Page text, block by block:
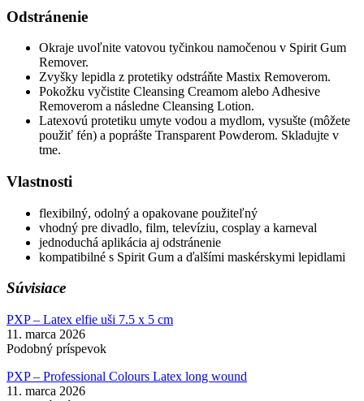
Odstránenie
Okraje uvoľnite vatovou tyčinkou namočenou v Spirit Gum
Remover.
Zvyšky lepidla z protetiky odstráňte Mastix Removerom.
Pokožku vyčistite Cleansing Creamom alebo Adhesive
Removerom a následne Cleansing Lotion.
Latexovú protetiku umyte vodou a mydlom, vysušte (môžete
použiť fén) a poprášte Transparent Powderom. Skladujte v
tme.
Vlastnosti
flexibilný, odolný a opakovane použiteľný
vhodný pre divadlo, film, televíziu, cosplay a karneval
jednoduchá aplikácia aj odstránenie
kompatibilné s Spirit Gum a ďalšími maskérskymi lepidlami
Súvisiace
PXP – Latex elfie uši 7.5 x 5 cm
11. marca 2026
Podobný príspevok
PXP – Professional Colours Latex long wound
11. marca 2026